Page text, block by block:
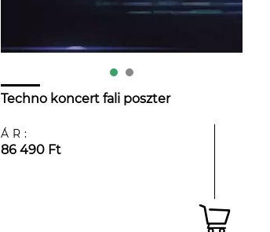
Techno koncert fali poszter
ÁR:
86 490 Ft